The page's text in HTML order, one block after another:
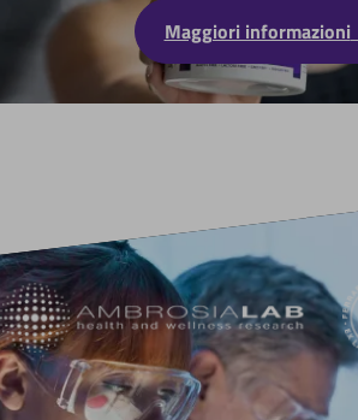
Maggiori informazioni